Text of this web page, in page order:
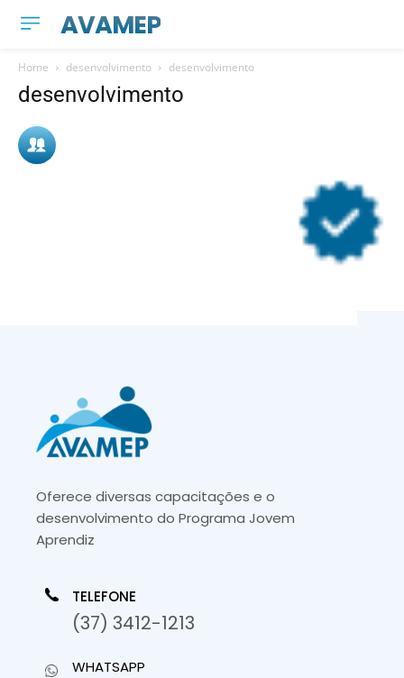
AVAMEP
Home desenvolvimento desenvolvimento
desenvolvimento
Oferece diversas capacitações e o
desenvolvimento do Programa Jovem
Aprendiz
TELEFONE
(37) 3412-1213
WHATSAPP